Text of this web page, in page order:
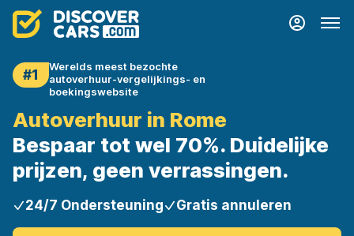
#1
Werelds meest bezochte
autoverhuur-vergelijkings- en
boekingswebsite
Autoverhuur in Rome
Bespaar tot wel 70%. Duidelijke
prijzen, geen verrassingen.
24/7 Ondersteuning Gratis annuleren